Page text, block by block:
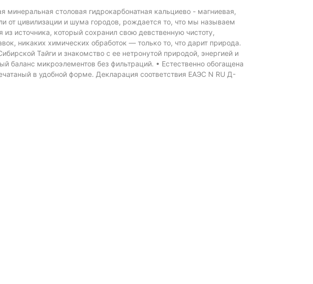
минеральная столовая гидрокарбонатная кальциево - магниевая,
от цивилизации и шума городов, рождается то, что мы называем
источника, который сохранил свою девственную чистоту,
никаких химических обработок — только то, что дарит природа.
Тайги и знакомство с ее нетронутой природой, энергией и
баланс микроэлементов без фильтраций. • Естественно обогащена
в удобной форме. Декларация соответствия ЕАЭС N RU Д-